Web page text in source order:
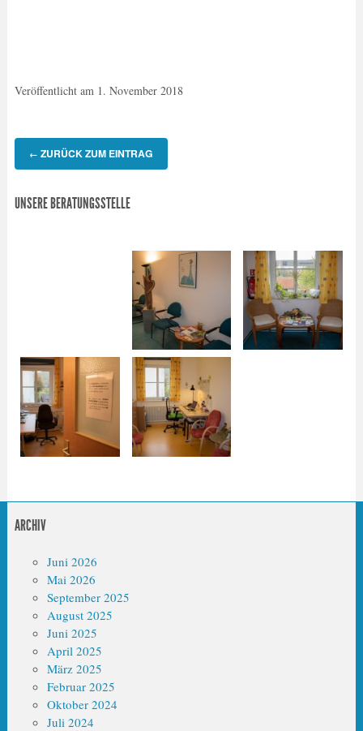
Veröffentlicht am 1. November 2018
← ZURÜCK ZUM EINTRAG
UNSERE BERATUNGSSTELLE
ARCHIV
Juni 2026
Mai 2026
September 2025
August 2025
Juni 2025
April 2025
März 2025
Februar 2025
Oktober 2024
Juli 2024